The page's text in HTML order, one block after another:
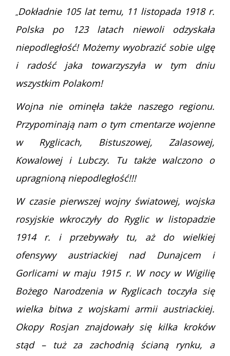
„Dokładnie 105 lat temu, 11 listopada 1918 r.
Polska po 123 latach niewoli odzyskała
niepodległość! Możemy wyobrazić sobie ulgę
i radość jaka towarzyszyła w tym dniu
wszystkim Polakom!
Wojna nie ominęła także naszego regionu.
Przypominają nam o tym cmentarze wojenne
w Ryglicach, Bistuszowej, Zalasowej,
Kowalowej i Lubczy. Tu także walczono o
upragnioną niepodległość!!!
W czasie pierwszej wojny światowej, wojska
rosyjskie wkroczyły do Ryglic w listopadzie
1914 r. i przebywały tu, aż do wielkiej
ofensywy austriackiej nad Dunajcem i
Gorlicami w maju 1915 r. W nocy w Wigilię
Bożego Narodzenia w Ryglicach toczyła się
wielka bitwa z wojskami armii austriackiej.
Okopy Rosjan znajdowały się kilka kroków
stąd – tuż za zachodnią ścianą rynku, a